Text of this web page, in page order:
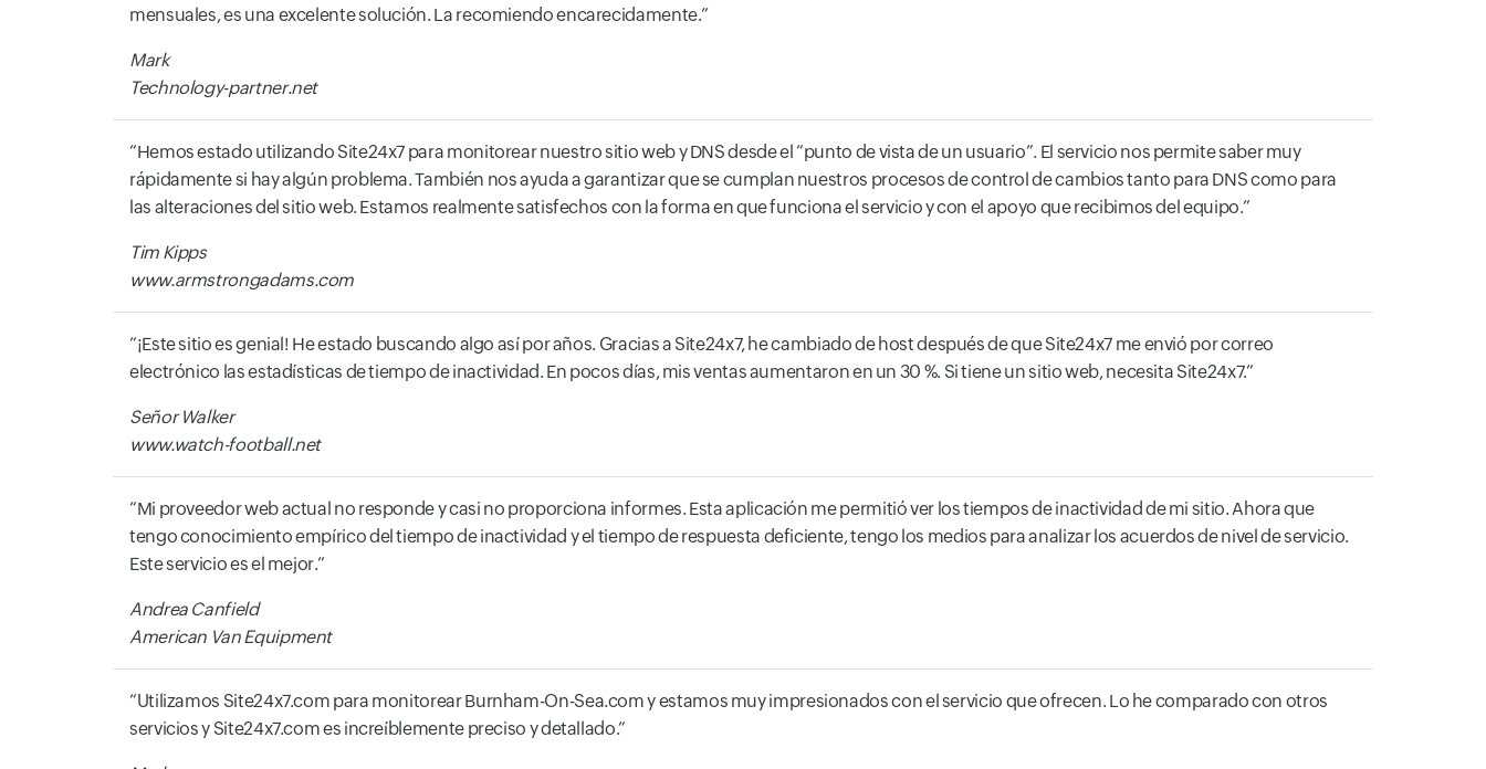
mensuales, es una excelente solución. La recomiendo encarecidamente.
Mark
Technology-partner.net
Hemos estado utilizando Site24x7 para monitorear nuestro sitio web y DNS desde el “punto de vista de un usuario”. El servicio nos permite saber muy
rápidamente si hay algún problema. También nos ayuda a garantizar que se cumplan nuestros procesos de control de cambios tanto para DNS como para
las alteraciones del sitio web. Estamos realmente satisfechos con la forma en que funciona el servicio y con el apoyo que recibimos del equipo.
Tim Kipps
www.armstrongadams.com
¡Este sitio es genial! He estado buscando algo así por años. Gracias a Site24x7, he cambiado de host después de que Site24x7 me envió por correo
electrónico las estadísticas de tiempo de inactividad. En pocos días, mis ventas aumentaron en un 30 %. Si tiene un sitio web, necesita Site24x7.
Señor Walker
www.watch-football.net
Mi proveedor web actual no responde y casi no proporciona informes. Esta aplicación me permitió ver los tiempos de inactividad de mi sitio. Ahora que
tengo conocimiento empírico del tiempo de inactividad y el tiempo de respuesta deficiente, tengo los medios para analizar los acuerdos de nivel de servicio.
Este servicio es el mejor.
Andrea Canfield
American Van Equipment
Utilizamos Site24x7.com para monitorear Burnham-On-Sea.com y estamos muy impresionados con el servicio que ofrecen. Lo he comparado con otros
servicios y Site24x7.com es increíblemente preciso y detallado.